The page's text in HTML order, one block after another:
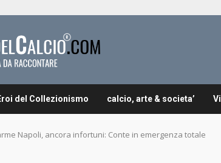
del Collezionismo calcio, arte & societa’
Napoli, ancora infortuni: Conte in emergenza totale